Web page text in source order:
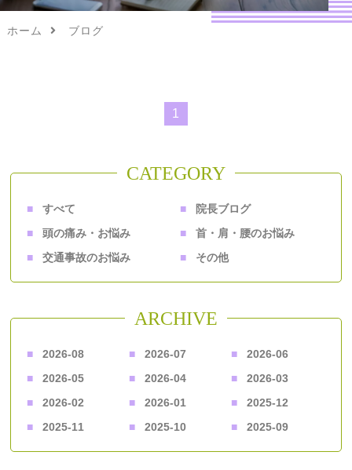
ホーム ブログ
1
CATEGORY
すべて
院長ブログ
頭の痛み・お悩み
首・肩・腰のお悩み
交通事故のお悩み
その他
ARCHIVE
2026-08 2026-07
2026-06
2026-05
2026-04
2026-03
2026-02
2026-01
2025-12
2025-11
2025-10 2025-09